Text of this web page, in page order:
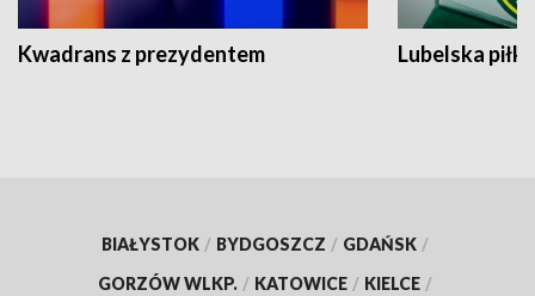
Kwadrans z prezydentem Lubelska piłka
BIAŁYSTOK / BYDGOSZCZ / GDAŃSK /
GORZÓW WLKP. / KATOWICE / KIELCE /